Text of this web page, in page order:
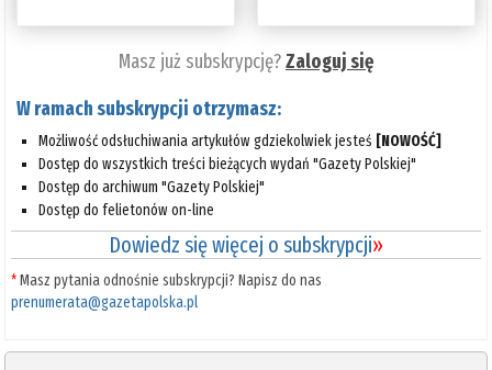
Masz już subskrypcję?Zaloguj się
W ramach subskrypcji otrzymasz:
Możliwość odsłuchiwania artykułów gdziekolwiek jesteś [NOWOŚĆ]
Dostęp do wszystkich treści bieżących wydań "Gazety Polskiej"
Dostęp do archiwum "Gazety Polskiej"
Dostęp do felietonów on-line
Dowiedz się więcej o subskrypcji»
*Masz pytania odnośnie subskrypcji? Napisz do nas
prenumerata@gazetapolska.pl